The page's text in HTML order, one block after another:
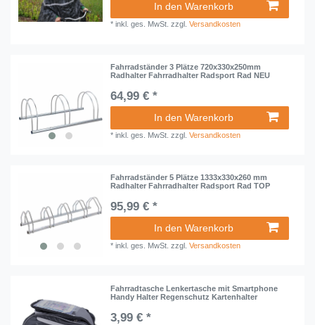
In den Warenkorb
*inkl. ges. MwSt. zzgl.Versandkosten
Fahrradständer 3 Plätze 720x330x250mm
Radhalter Fahrradhalter Radsport Rad NEU
64,99 € *
In den Warenkorb
*inkl. ges. MwSt. zzgl.Versandkosten
Fahrradständer 5 Plätze 1333x330x260 mm
Radhalter Fahrradhalter Radsport Rad TOP
95,99 € *
In den Warenkorb
*inkl. ges. MwSt. zzgl.Versandkosten
Fahrradtasche Lenkertasche mit Smartphone
Handy Halter Regenschutz Kartenhalter
3,99 € *